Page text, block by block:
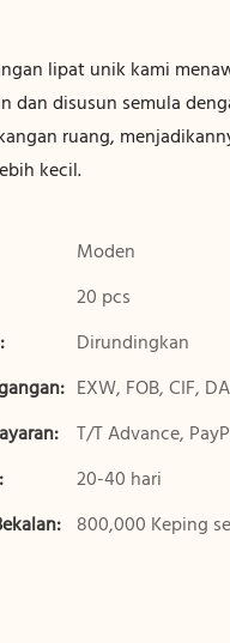
lipat unik kami
dan disusun semula
ruang,
kecil.
Moden
20 pcs
Dirundingkan
EXW, FOB, CIF,
T/T Advance,
20-40 hari
800,000 Keping